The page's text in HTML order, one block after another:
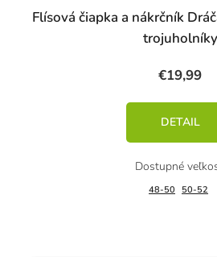
Flísová čiapka a nákrčník
trojuholníky
€19,99
DETAIL
48-50 50-52